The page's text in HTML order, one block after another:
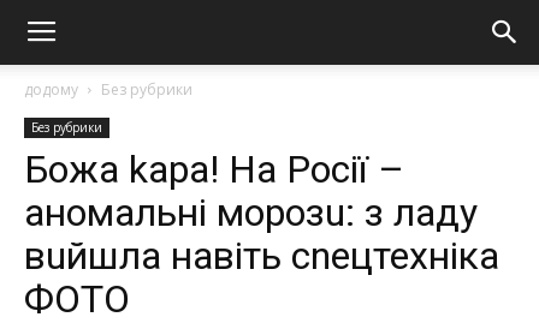
додому Без рубрики
Без рубрики
Бoжа kaра! На Росії –
анoмaльні морозu: з ладу
вuйшла навіть сnецтехніка
ФОТО